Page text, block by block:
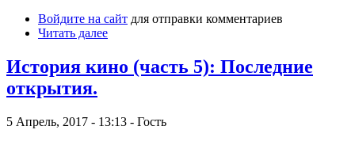
Войдите на сайт для отправки комментариев
Читать далее
История кино (часть 5): Последние
открытия.
5 Апрель, 2017 - 13:13 - Гость